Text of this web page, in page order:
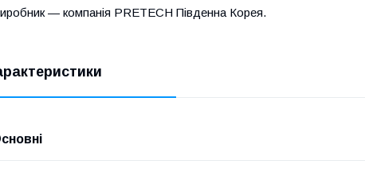
— компанія PRETECH Південна Корея.